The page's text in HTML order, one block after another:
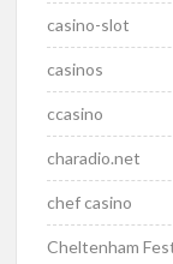
casino-slot
casinos
ccasino
charadio.net
chef casino
Cheltenham